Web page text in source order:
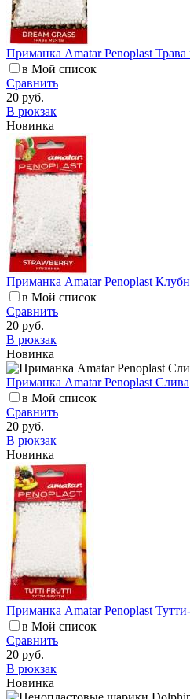
Приманка Amatar Penoplast
в Мой список
Сравнить
20 руб.
В рюкзак
Новинка
Приманка Amatar Penoplast
в Мой список
Сравнить
20 руб.
В рюкзак
Новинка
Приманка Amatar Penoplast Слива
в Мой список
Сравнить
20 руб.
В рюкзак
Новинка
Приманка Amatar Penoplast
в Мой список
Сравнить
20 руб.
В рюкзак
Новинка